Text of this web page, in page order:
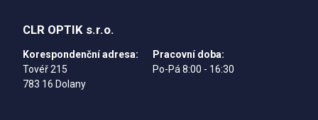
CLR OPTIK s.r.o.
Korespondenční adresa:
Tovéř 215
783 16 Dolany
Pracovní doba:
Po-Pá 8:00 - 16:30